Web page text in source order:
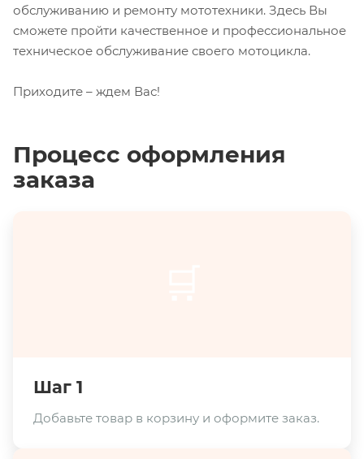
обслуживанию и ремонту мототехники. Здесь Вы
сможете пройти качественное и профессиональное
техническое обслуживание своего мотоцикла.
Приходите – ждем Вас!
Процесс оформления
заказа
Шаг 1
Добавьте товар в корзину и оформите заказ.